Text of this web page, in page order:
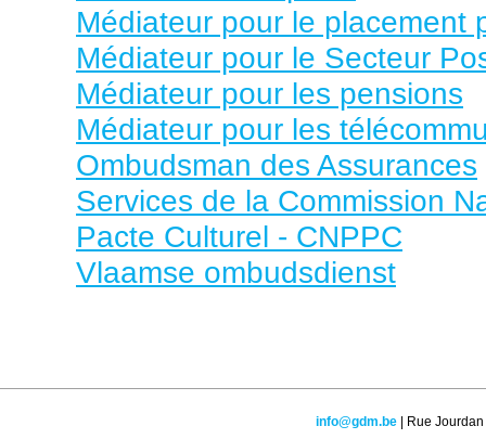
Médiateur pour le placement
Médiateur pour le Secteur
Médiateur pour les pensions
Médiateur pour les
Ombudsman des Assurances
Services de la Commission
Pacte Culturel - CNPPC
Vlaamse ombudsdienst
info@gdm.be | Rue